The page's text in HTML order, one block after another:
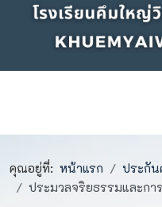
คุณอยู่ที่: หน้าแรก
ประกั
ประมวลจริยธรรมและกา